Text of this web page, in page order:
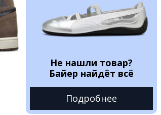
Не нашли товар?
Байер найдёт всё
Подробнее